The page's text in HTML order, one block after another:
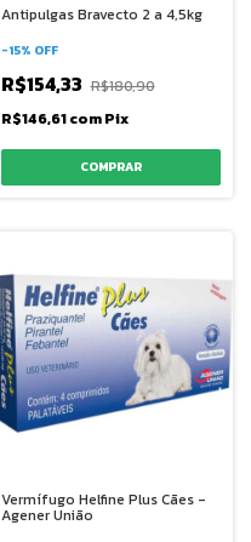
Antipulgas Bravecto 2 a 4,5kg
-15% OFF
R$154,33 R$180,90
R$146,61comPix
Vermífugo Helfine Plus Cães -
Agener União